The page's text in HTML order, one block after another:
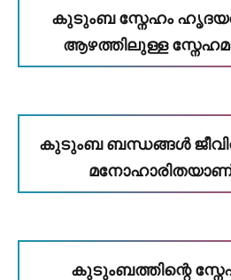
കുടുംബ സ്നേഹം
ആഴത്തിലുള്ള
കുടുംബ ബന്ധങ്ങൾ
കുടുംബത്തിന്റെ